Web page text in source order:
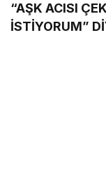
“AŞK ACISI
İSTİYORUM”